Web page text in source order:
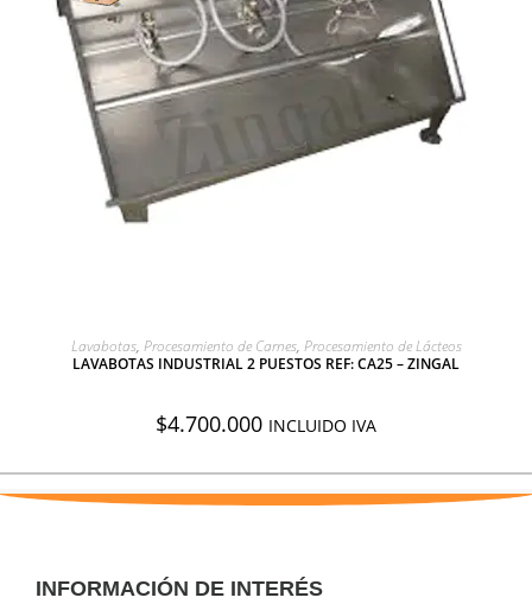
AGREGAR A COTIZACIÓN
Lavabotas, Procesamiento de Carnes, Procesamiento de Lácteos
LAVABOTAS INDUSTRIAL 2 PUESTOS REF: CA25 – ZINGAL
$4.700.000 INCLUIDO IVA
INFORMACIÓN DE INTERÉS